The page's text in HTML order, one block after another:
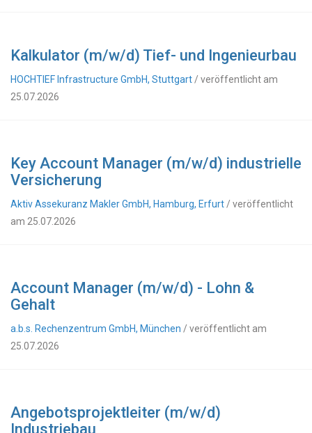
Kalkulator (m/w/d) Tief- und Ingenieurbau
HOCHTIEF Infrastructure GmbH, Stuttgart / veröffentlicht am
25.07.2026
Key Account Manager (m/w/d) industrielle
Versicherung
Aktiv Assekuranz Makler GmbH, Hamburg, Erfurt / veröffentlicht
am 25.07.2026
Account Manager (m/w/d) - Lohn &
Gehalt
a.b.s. Rechenzentrum GmbH, München / veröffentlicht am
25.07.2026
Angebotsprojektleiter (m/w/d)
Industriebau